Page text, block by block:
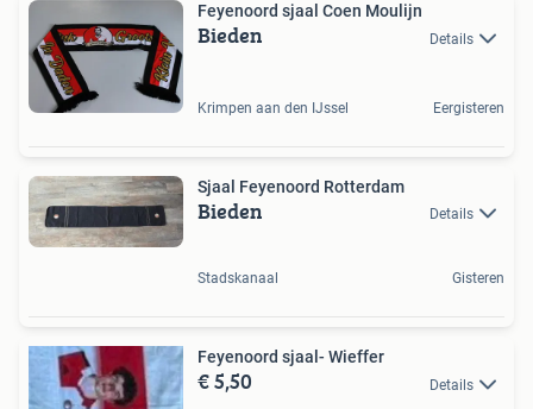
Feyenoord sjaal Coen Moulijn
Bieden Details
Krimpen aan den IJssel Eergisteren
Sjaal Feyenoord Rotterdam
Bieden Details
Stadskanaal Gisteren
Feyenoord sjaal- Wieffer
€ 5,50 Details